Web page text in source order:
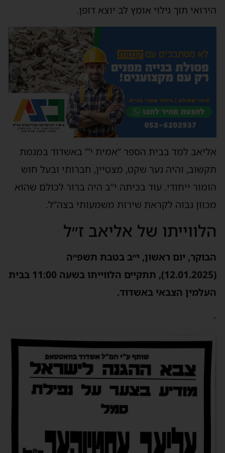
הירואי תוך גילוי אומץ לב יוצא דופן.
אליאב למד בבית הספר “אמית י’” באשדוד במגמת
תקשוב, והיה נער שקט, מצטיין, חברותי ובעל חוש
הומור ייחודי. עוד בכיתה י”ב היה ברור לכולם שהוא
מכוון גבוה לקראת שירות משמעותי בצה”ל.
הלווייתו של אליאב ז״ל
הבוקר, יום ראשון, י״ב בטבת תשפ״ה
(12.01.2025), תתקיים הלווייתו בשעה 11:00 בבית
העלמין הצבאי באשדוד.
-